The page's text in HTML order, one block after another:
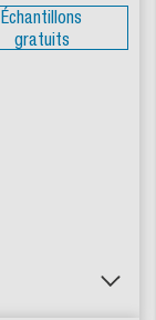
Échantillons
gratuits